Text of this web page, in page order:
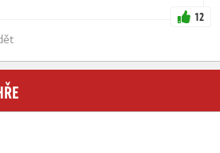
12